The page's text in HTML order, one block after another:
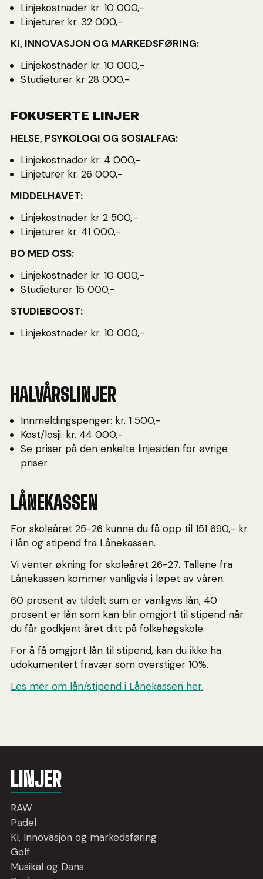
Linjekostnader kr. 10 000,-
Linjeturer kr. 32 000,-
KI, INNOVASJON OG MARKEDSFØRING:
Linjekostnader kr. 10 000,-
Studieturer kr 28 000,-
FOKUSERTE LINJER
HELSE, PSYKOLOGI OG SOSIALFAG:
Linjekostnader kr. 4 000,-
Linjeturer kr. 26 000,-
MIDDELHAVET:
Linjekostnader kr 2 500,-
Linjeturer kr. 41 000,-
BO MED OSS:
Linjekostnader kr. 10 000,-
Studieturer 15 000,-
STUDIEBOOST:
Linjekostnader kr. 10 000,-
HALVÅRSLINJER
Innmeldingspenger: kr. 1 500,-
Kost/losji: kr. 44 000,-
Se priser på den enkelte linjesiden for øvrige
priser.
LÅNEKASSEN
For skoleåret 25-26 kunne du få opp til 151 690,- kr.
i lån og stipend fra Lånekassen.
Vi venter økning for skoleåret 26-27. Tallene fra
Lånekassen kommer vanligvis i løpet av våren.
60 prosent av tildelt sum er vanligvis lån, 40
prosent er lån som kan blir omgjort til stipend når
du får godkjent året ditt på folkehøgskole.
For å få omgjort lån til stipend, kan du ikke ha
udokumentert fravær som overstiger 10%.
Les mer om lån/stipend i Lånekassen her.
LINJER
RAW
Padel
KI, Innovasjon og markedsføring
Golf
Musikal og Dans